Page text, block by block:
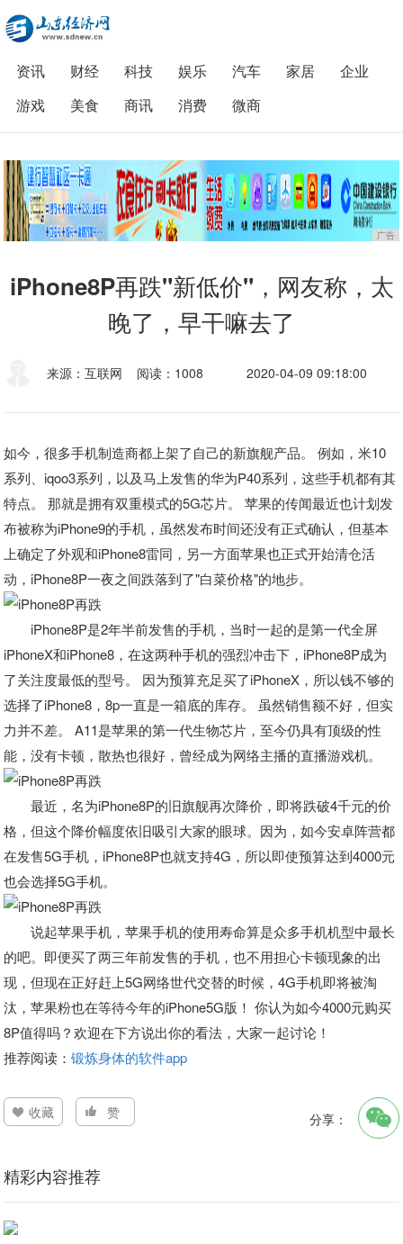
资讯 财经 科技 娱乐 汽车 家居
企业
游戏
美食 商讯 消费 微商
广告
iPhone8P再跌"新低价"，网友称，太
晚了，早干嘛去了
来源：互联网 阅读：1008 2020-04-09 09:18:00
如今，很多手机制造商都上架了自己的新旗舰产品。 例如，米10
系列、iqoo3系列，以及马上发售的华为P40系列，这些手机都有其
特点。 那就是拥有双重模式的5G芯片。 苹果的传闻最近也计划发
布被称为iPhone9的手机，虽然发布时间还没有正式确认，但基本
上确定了外观和iPhone8雷同，另一方面苹果也正式开始清仓活
动，iPhone8P一夜之间跌落到了"白菜价格"的地步。
iPhone8P是2年半前发售的手机，当时一起的是第一代全屏
iPhoneX和iPhone8，在这两种手机的强烈冲击下，iPhone8P成为
了关注度最低的型号。 因为预算充足买了iPhoneX，所以钱不够的
选择了iPhone8，8p一直是一箱底的库存。 虽然销售额不好，但实
力并不差。 A11是苹果的第一代生物芯片，至今仍具有顶级的性
能，没有卡顿，散热也很好，曾经成为网络主播的直播游戏机。
最近，名为iPhone8P的旧旗舰再次降价，即将跌破4千元的价
格，但这个降价幅度依旧吸引大家的眼球。因为，如今安卓阵营都
在发售5G手机，iPhone8P也就支持4G，所以即使预算达到4000元
也会选择5G手机。
说起苹果手机，苹果手机的使用寿命算是众多手机机型中最长
的吧。即便买了两三年前发售的手机，也不用担心卡顿现象的出
现，但现在正好赶上5G网络世代交替的时候，4G手机即将被淘
汰，苹果粉也在等待今年的iPhone5G版！ 你认为如今4000元购买
8P值得吗？欢迎在下方说出你的看法，大家一起讨论！
推荐阅读：锻炼身体的软件app
收藏 赞 分享：
精彩内容推荐